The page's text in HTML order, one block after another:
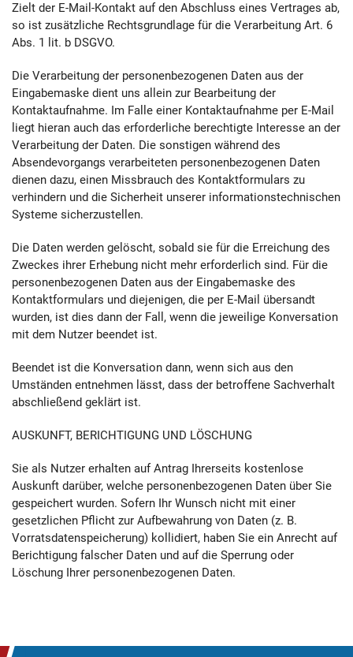
Zielt der E-Mail-Kontakt auf den Abschluss eines Vertrages ab,
so ist zusätzliche Rechtsgrundlage für die Verarbeitung Art. 6
Abs. 1 lit. b DSGVO.
Die Verarbeitung der personenbezogenen Daten aus der
Eingabemaske dient uns allein zur Bearbeitung der
Kontaktaufnahme. Im Falle einer Kontaktaufnahme per E-Mail
liegt hieran auch das erforderliche berechtigte Interesse an der
Verarbeitung der Daten. Die sonstigen während des
Absendevorgangs verarbeiteten personenbezogenen Daten
dienen dazu, einen Missbrauch des Kontaktformulars zu
verhindern und die Sicherheit unserer informationstechnischen
Systeme sicherzustellen.
Die Daten werden gelöscht, sobald sie für die Erreichung des
Zweckes ihrer Erhebung nicht mehr erforderlich sind. Für die
personenbezogenen Daten aus der Eingabemaske des
Kontaktformulars und diejenigen, die per E-Mail übersandt
wurden, ist dies dann der Fall, wenn die jeweilige Konversation
mit dem Nutzer beendet ist.
Beendet ist die Konversation dann, wenn sich aus den
Umständen entnehmen lässt, dass der betroffene Sachverhalt
abschließend geklärt ist.
AUSKUNFT, BERICHTIGUNG UND LÖSCHUNG
Sie als Nutzer erhalten auf Antrag Ihrerseits kostenlose
Auskunft darüber, welche personenbezogenen Daten über Sie
gespeichert wurden. Sofern Ihr Wunsch nicht mit einer
gesetzlichen Pflicht zur Aufbewahrung von Daten (z. B.
Vorratsdatenspeicherung) kollidiert, haben Sie ein Anrecht auf
Berichtigung falscher Daten und auf die Sperrung oder
Löschung Ihrer personenbezogenen Daten.